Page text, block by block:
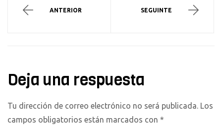
ANTERIOR SEGUINTE
Deja una respuesta
Tu dirección de correo electrónico no será publicada. Los
campos obligatorios están marcados con *